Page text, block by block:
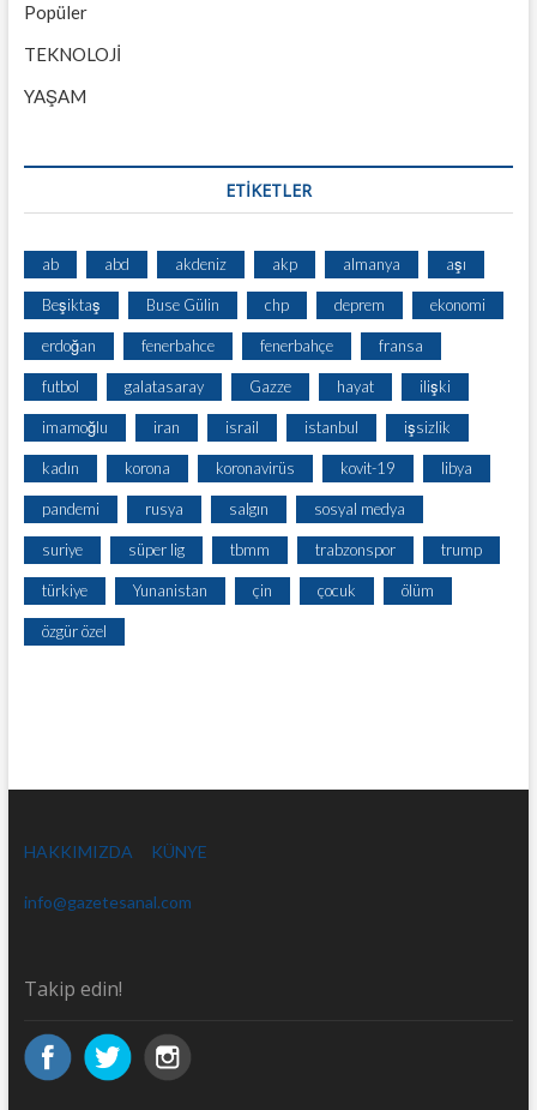
Popüler
TEKNOLOJİ
YAŞAM
ETİKETLER
ab abd akdeniz akp almanya aşı
Beşiktaş Buse Gülin chp deprem ekonomi
erdoğan fenerbahce fenerbahçe fransa
futbol galatasaray Gazze hayat ilişki
imamoğlu iran israil istanbul işsizlik
kadın korona koronavirüs kovit-19 libya
pandemi rusya salgın sosyal medya
suriye süper lig tbmm trabzonspor trump
türkiye Yunanistan çin çocuk ölüm
özgür özel
HAKKIMIZDA KÜNYE
info@gazetesanal.com
Takip edin!